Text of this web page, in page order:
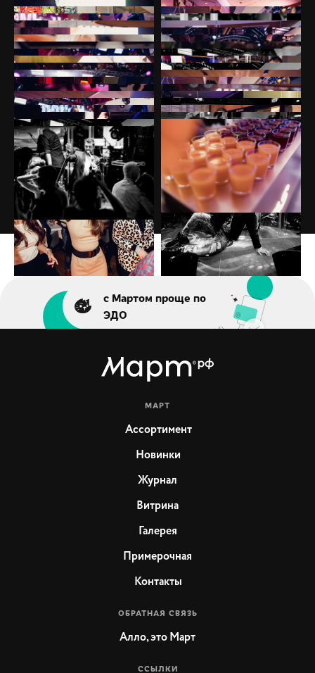
Галерея Магадан-2021
с Мартом проще по
ЭДО
ССЫЛКИ
МАРТ
Ассортимент
Новинки
Журнал
Витрина
Галерея
ОБРАТНАЯ СВЯЗЬ
Примерочная
Контакты
Алло, это Март